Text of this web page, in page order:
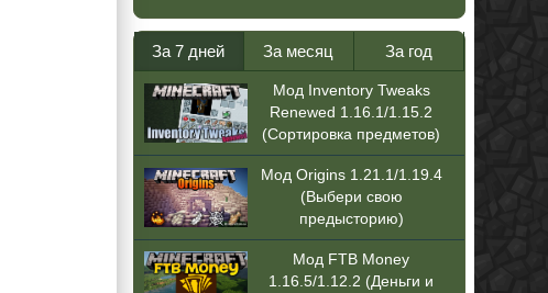
За 7 дней За месяц За год
Мод Inventory Tweaks
Renewed 1.16.1/1.15.2
(Сортировка предметов)
Мод Origins 1.21.1/1.19.4
(Выбери свою
предысторию)
Мод FTB Money
1.16.5/1.12.2 (Деньги и